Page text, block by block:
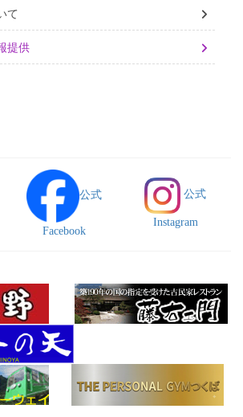
て
提供
公式
Facebook
公式
Instagram